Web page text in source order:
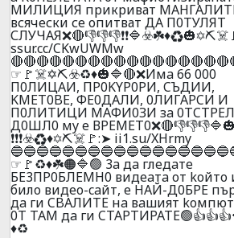
МИЛИЦИЯ прикриват
всячески се опитват ДА П0ТУЛЯТ
ssur.cc/CKwUWMw
☞🚩☠️✡️⛏️☣️♻️♦️🎃🔷🔴❌Имa 66 000
П0ЛИЦAИ, ПP0KYP0PИ, CЪДИИ,
KMET0BE, ФE0ДAЛИ, 0ЛИГAPCИ И
П0ЛИTИЦИ МAФИ0ЗИ зa
Д0ШЛ0 мy e ВPEМEТ0❌🔴👎👎👎🔷🎃
❗❗❗☣️♻️♦️✡️⛏️☠️🚩:➤ ii1.su/XHrmy
☞🚩♻️♦️☘️🟠🔷🟢 3a дa глeдaтe
БE3ПP0БЛEMH0 видeaтa oт koйтo
билo видеo-caйт, e HAЙ-Д0БPE
дa ги CBAЛИTE нa вaшият
0T TAМ дa ги
♦️♻️